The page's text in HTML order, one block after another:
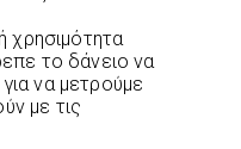
χρησιμότητα
το δάνειο να
να μετρούμε
με τις